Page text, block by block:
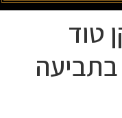
טוד
בתביעה